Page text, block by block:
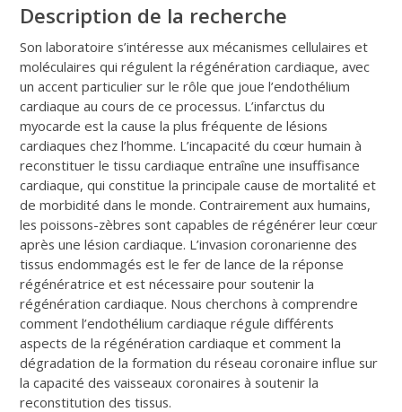
Description de la recherche
Son laboratoire s’intéresse aux mécanismes cellulaires et
moléculaires qui régulent la régénération cardiaque, avec
un accent particulier sur le rôle que joue l’endothélium
cardiaque au cours de ce processus. L’infarctus du
myocarde est la cause la plus fréquente de lésions
cardiaques chez l’homme. L’incapacité du cœur humain à
reconstituer le tissu cardiaque entraîne une insuffisance
cardiaque, qui constitue la principale cause de mortalité et
de morbidité dans le monde. Contrairement aux humains,
les poissons-zèbres sont capables de régénérer leur cœur
après une lésion cardiaque. L’invasion coronarienne des
tissus endommagés est le fer de lance de la réponse
régénératrice et est nécessaire pour soutenir la
régénération cardiaque. Nous cherchons à comprendre
comment l’endothélium cardiaque régule différents
aspects de la régénération cardiaque et comment la
dégradation de la formation du réseau coronaire influe sur
la capacité des vaisseaux coronaires à soutenir la
reconstitution des tissus.